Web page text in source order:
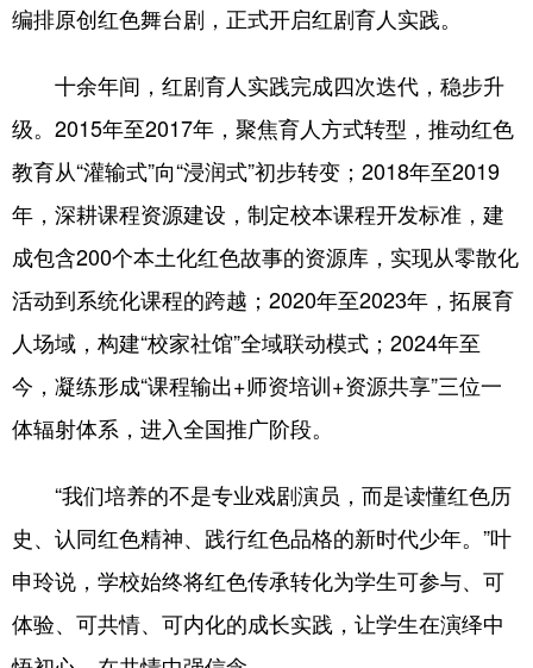
编排原创红色舞台剧，正式开启红剧育人实践。
十余年间，红剧育人实践完成四次迭代，稳步升
级。2015年至2017年，聚焦育人方式转型，推动红色
教育从“灌输式”向“浸润式”初步转变；2018年至2019
年，深耕课程资源建设，制定校本课程开发标准，建
成包含200个本土化红色故事的资源库，实现从零散化
活动到系统化课程的跨越；2020年至2023年，拓展育
人场域，构建“校家社馆”全域联动模式；2024年至
今，凝练形成“课程输出+师资培训+资源共享”三位一
体辐射体系，进入全国推广阶段。
“我们培养的不是专业戏剧演员，而是读懂红色历
史、认同红色精神、践行红色品格的新时代少年。”叶
申玲说，学校始终将红色传承转化为学生可参与、可
体验、可共情、可内化的成长实践，让学生在演绎中